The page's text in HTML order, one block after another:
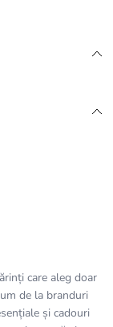
care aleg doar
de la branduri
și cadouri